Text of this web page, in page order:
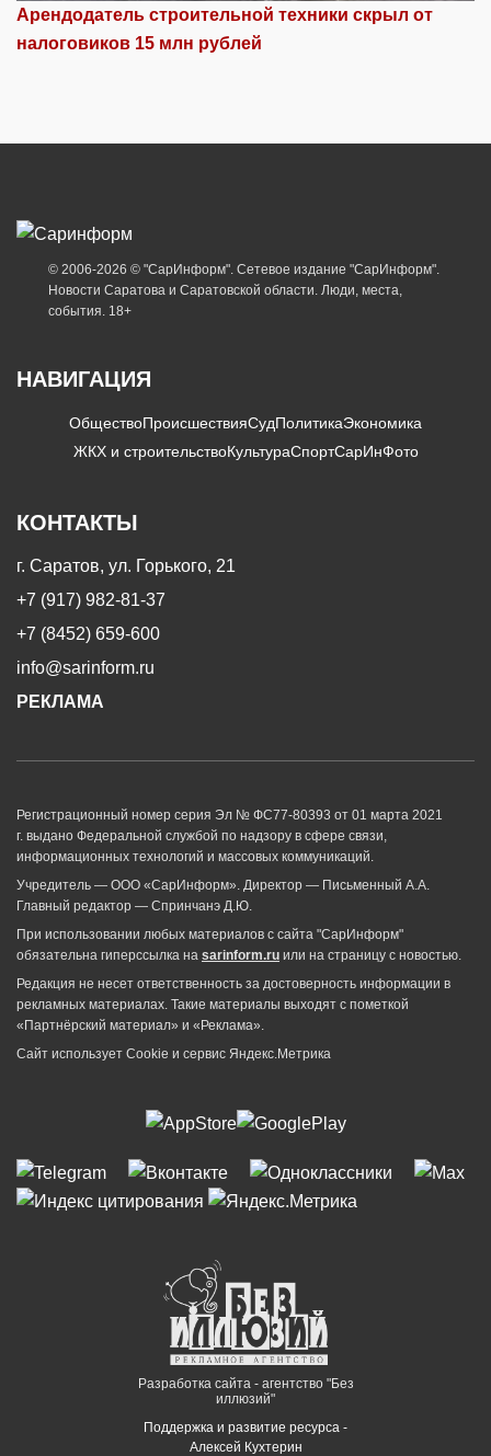
Арендодатель строительной техники скрыл от
налоговиков 15 млн рублей
© 2006-2026 © "СарИнформ". Сетевое издание "СарИнформ".
Новости Саратова и Саратовской области. Люди, места,
события. 18+
НАВИГАЦИЯ
ОбществоПроисшествияСудПолитикаЭкономика
ЖКХ и строительствоКультураСпортСарИнФото
КОНТАКТЫ
г. Саратов, ул. Горького, 21
+7 (917) 982-81-37
+7 (8452) 659-600
info@sarinform.ru
РЕКЛАМА
Регистрационный номер серия Эл № ФС77-80393 от 01 марта 2021
г. выдано Федеральной службой по надзору в сфере связи,
информационных технологий и массовых коммуникаций.
Учредитель — ООО «СарИнформ». Директор — Письменный А.А.
Главный редактор — Спринчанэ Д.Ю.
При использовании любых материалов с сайта "СарИнформ"
обязательна гиперссылка на sarinform.ru или на страницу с новостью.
Редакция не несет ответственность за достоверность информации в
рекламных материалах. Такие материалы выходят с пометкой
«Партнёрский материал» и «Реклама».
Сайт использует Cookie и сервиc Яндекс.Метрика
Разработка сайта - агентство "Без
иллюзий"
Поддержка и развитие ресурса -
Алексей Кухтерин